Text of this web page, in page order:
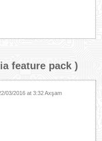
feature pack )
03/2016 at 3:32 Axşam